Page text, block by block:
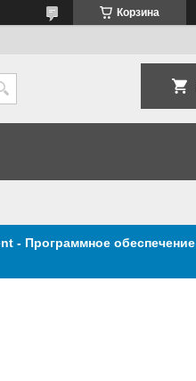
Корзина
- Программное обеспечение